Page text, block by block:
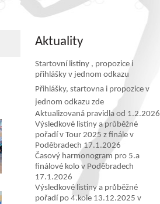
Aktuality
Startovní listiny , propozice i
přihlášky v jednom odkazu
Přihlášky, startovna i propozice v
jednom odkazu zde
Aktualizovaná pravidla od 1.2.2026
Výsledkové listiny a průběžné
pořadí v Tour 2025 z finále v
Poděbradech 17.1.2026
Časový harmonogram pro 5.a
finálové kolo v Poděbradech
17.1.2026
Výsledkové listiny a průběžné
pořadí po 4.kole 13.12.2025 v